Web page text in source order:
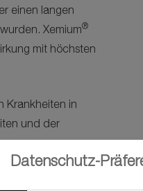
einen langen
Xemium®
mit höchsten
Krankheiten in
und der
wirkstoffresistenten
Datenschutz-